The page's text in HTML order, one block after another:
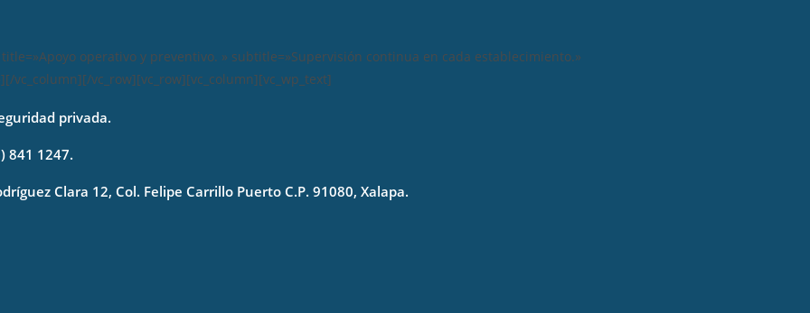
operativo y preventivo. » subtitle=»Supervisión continua en cada establecimiento.»
vc_column][/vc_row][vc_row][vc_column][vc_wp_text]
privada.
841 1247.
Clara 12, Col. Felipe Carrillo Puerto C.P. 91080, Xalapa.